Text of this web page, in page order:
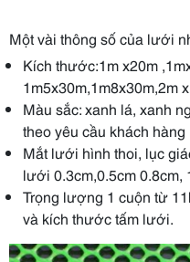
Một vài thông số của lưới
Kích thước:1m x20m
1m5x30m,1m8x30m,2m
Màu sắc: xanh lá, xanh
theo yêu cầu khách hàng
Mắt lưới hình thoi, lục
lưới 0.3cm,0.5cm 0.8cm,
Trọng lượng 1 cuộn từ
và kích thước tấm lưới.